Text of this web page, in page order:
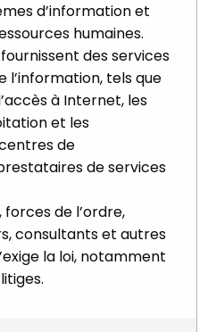
d’information et
humaines.
des services
l’information, tels que
à Internet, les
et les
de
de services
de l’ordre,
consultants et autres
la loi, notamment